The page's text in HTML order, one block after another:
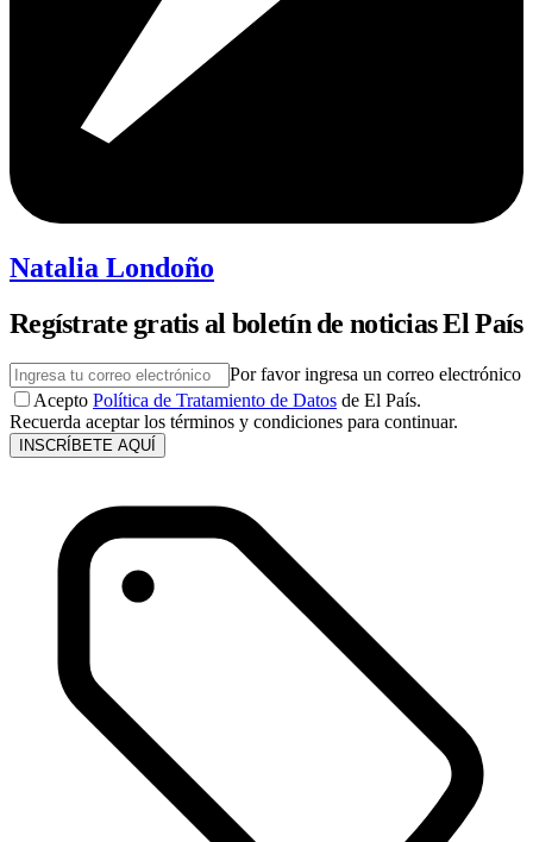
Natalia Londoño
Regístrate gratis al boletín de noticias El País
Por favor ingresa un correo electrónico
Acepto Política de Tratamiento de Datos de El País.
Recuerda aceptar los términos y condiciones para continuar.
INSCRÍBETE AQUÍ